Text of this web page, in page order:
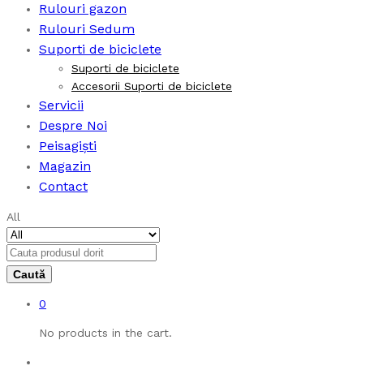
Rulouri gazon
Rulouri Sedum
Suporti de biciclete
Suporti de biciclete
Accesorii Suporti de biciclete
Servicii
Despre Noi
Peisagiști
Magazin
Contact
All
0
No products in the cart.